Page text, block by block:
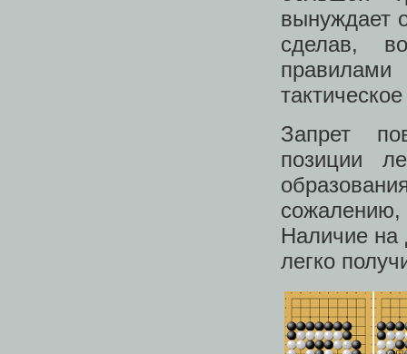
вынуждает
сделав,
Запрет
позиции
Наличие на
легко